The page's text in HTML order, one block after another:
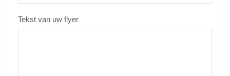
Tekst van uw flyer